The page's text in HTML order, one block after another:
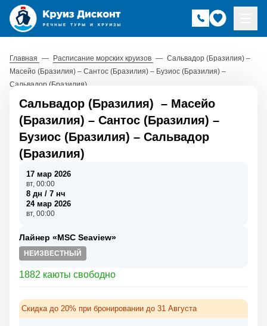
Главная — Расписание морских круизов — Сальвадор (Бразилия) –
Масейо (Бразилия) – Сантос (Бразилия) – Бузиос (Бразилия) –
Сальвадор (Бразилия)
Сальвадор (Бразилия) – Масейо
(Бразилия) – Сантос (Бразилия) –
Бузиос (Бразилия) – Сальвадор
(Бразилия)
17 мар 2026
вт, 00:00
8 дн / 7 нч
24 мар 2026
вт, 00:00
Лайнер «MSC Seaview»
НЕИЗВЕСТНЫЙ
1882 каюты свободно
Скидка до 20% при бронировании до 31 Августа